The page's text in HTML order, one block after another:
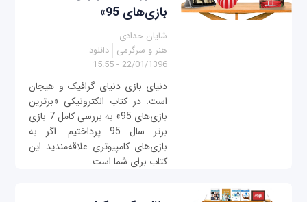
بازی‌های 95»
شایان حدادی
هنر و سرگرمی دانلود
22/01/1396 - 15:55
دنیای بازی دنیای گرافیک‌ و هیجان
است. در کتاب الکترونیکی «برترین
بازی‌های 95» به بررسی کامل 7 بازی
برتر سال 95 پرداختیم. اگر به
بازی‌های کامپیوتری علاقه‌مندید این
کتاب برای شما است.